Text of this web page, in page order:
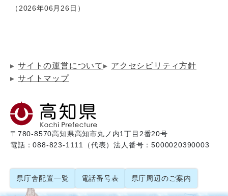
2026年06月26日
サイトの運営について
アクセシビリティ方針
サイトマップ
〒780-8570高知県高知市丸ノ内1丁目2番20号
電話：088-823-1111（代表）法人番号：5000020390003
県庁舎配置一覧 電話番号表 県庁周辺のご案内